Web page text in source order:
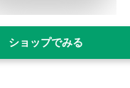
ショップでみる